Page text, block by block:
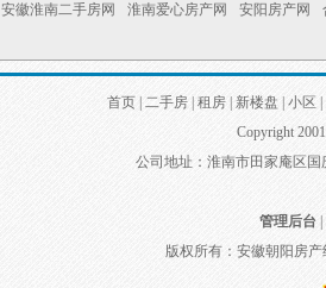
安徽淮南二手房网 淮南爱心房产网 安阳房产网
首页 二手房 租房 新楼盘 小区
Copyright
公司地址：淮南市田家庵区
管理后台|
版权所有：安徽朝阳房